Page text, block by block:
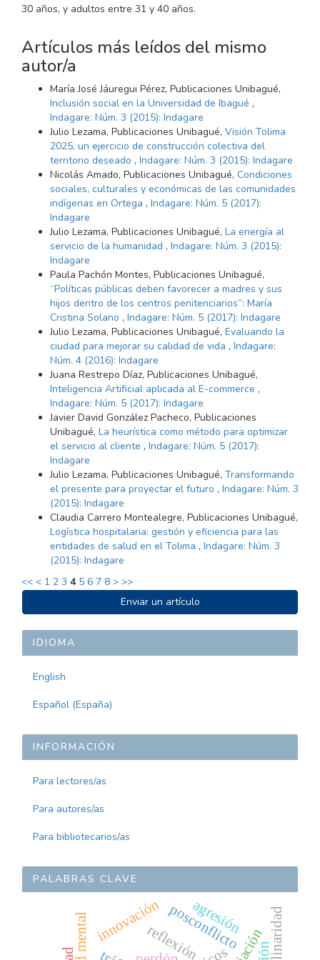
30 años, y adultos entre 31 y 40 años.
Artículos más leídos del mismo
autor/a
María José Jáuregui Pérez, Publicaciones Unibagué,
Inclusión social en la Universidad de Ibagué ,
Indagare: Núm. 3 (2015): Indagare
Julio Lezama, Publicaciones Unibagué, Visión Tolima
2025, un ejercicio de construcción colectiva del
territorio deseado , Indagare: Núm. 3 (2015): Indagare
Nicolás Amado, Publicaciones Unibagué, Condiciones
sociales, culturales y económicas de las comunidades
indígenas en Ortega , Indagare: Núm. 5 (2017):
Indagare
Julio Lezama, Publicaciones Unibagué, La energía al
servicio de la humanidad , Indagare: Núm. 3 (2015):
Indagare
Paula Pachón Montes, Publicaciones Unibagué,
“Políticas públicas deben favorecer a madres y sus
hijos dentro de los centros penitenciarios”: María
Cristina Solano , Indagare: Núm. 5 (2017): Indagare
Julio Lezama, Publicaciones Unibagué, Evaluando la
ciudad para mejorar su calidad de vida , Indagare:
Núm. 4 (2016): Indagare
Juana Restrepo Díaz, Publicaciones Unibagué,
Inteligencia Artificial aplicada al E-commerce ,
Indagare: Núm. 5 (2017): Indagare
Javier David González Pacheco, Publicaciones
Unibagué, La heurística como método para optimizar
el servicio al cliente , Indagare: Núm. 5 (2017):
Indagare
Julio Lezama, Publicaciones Unibagué, Transformando
el presente para proyectar el futuro , Indagare: Núm. 3
(2015): Indagare
Claudia Carrero Montealegre, Publicaciones Unibagué,
Logística hospitalaria: gestión y eficiencia para las
entidades de salud en el Tolima , Indagare: Núm. 3
(2015): Indagare
<< < 1 2 3 4 5 6 7 8 > >>
ENVIAR
UN
ARTÍCULO
Enviar un artículo
IDIOMA
English
Español (España)
INFORMACIÓN
Para lectores/as
Para autores/as
Para bibliotecarios/as
PALABRAS CLAVE
posconflicto
reflexión
innovación agresión